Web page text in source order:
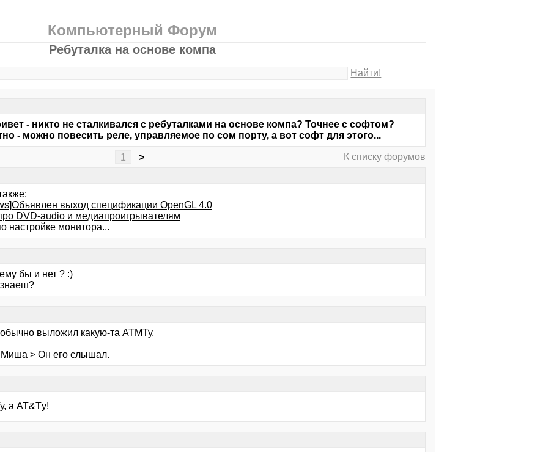
Компьютерный Форум
Ребуталка на основе компа
Найти!
- никто не сталкивался с ребуталками на основе компа? Точнее с софтом?
- можно повесить реле, управляемое по сом порту, а вот софт для этого...
1 >
К списку форумов
выход спецификации OpenGL 4.0
DVD-audio и медиапроигрывателям
настройке монитора...
бы и нет ? :)
обычно выложил какую-та АТМТу.
> Он его слышал.
а AT&Tу!